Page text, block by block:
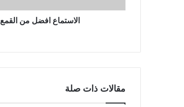
الاستماع افضل من القمع
مقالات ذات صلة